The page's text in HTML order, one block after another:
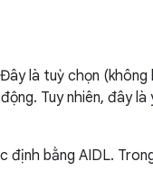
là tuỳ chọn
Tuy nhiên, đây
định bằng AIDL.